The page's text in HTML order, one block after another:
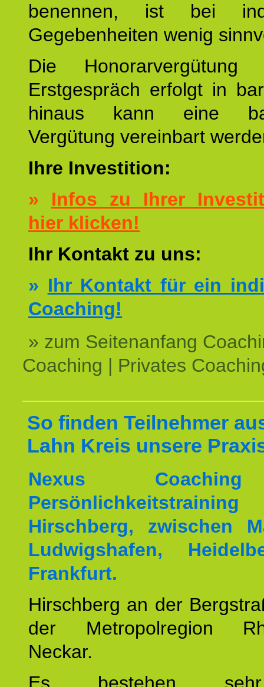
benennen, ist bei
Gegebenheiten wenig
Die
Erstgespräch erfolgt in
hinaus kann eine
Vergütung vereinbart
Ihre Investition:
» Infos zu Ihrer
hier klicken!
Ihr Kontakt zu uns:
» Ihr Kontakt für ein
Coaching!
» zum Seitenanfang
Coaching | Privates
So finden Teilnehmer
Lahn Kreis unsere
Nexus
Hirschberg, zwischen
Ludwigshafen,
Frankfurt.
Hirschberg an der
der Metropolregion
Neckar.